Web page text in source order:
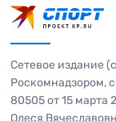
Сетевое издание
Роскомнадзором,
80505 от 15 марта